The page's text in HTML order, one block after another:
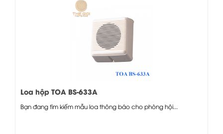
Loa hộp TOA BS-633A
Bạn đang tìm kiếm mẫu loa thông báo cho phòng hội...